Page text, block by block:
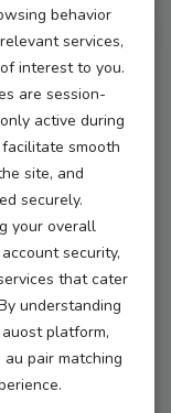
behavior
services,
interest to you.
are session-
active during
smooth
site, and
securely.
your overall
security,
that cater
understanding
platform,
pair matching
noch
–
ein
€) sowie
In
für
mit geprüften